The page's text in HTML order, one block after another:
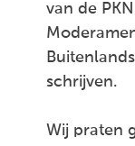
van de
schrijven.
Wij praten